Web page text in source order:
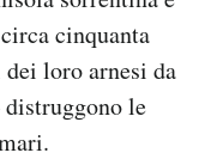
cinquanta
loro arnesi da
le